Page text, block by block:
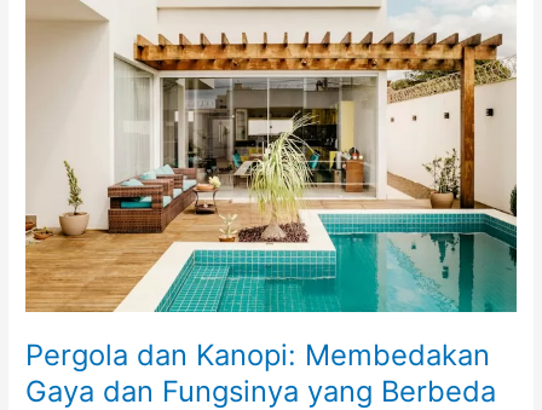
Pergola dan Kanopi: Membedakan
Gaya dan Fungsinya yang Berbeda
dan
Membedakan
Fungsinya
Berbeda